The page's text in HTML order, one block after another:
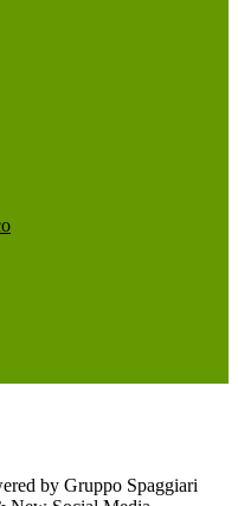
by Gruppo Spaggiari